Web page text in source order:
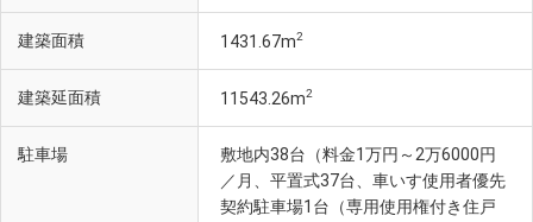
建築面積 1431.67m2
建築延面積 11543.26m2
駐車場
敷地内38台（料金1万円～2万6000円
／月、平置式37台、車いす使用者優先
契約駐車場1台（専用使用権付き住戸